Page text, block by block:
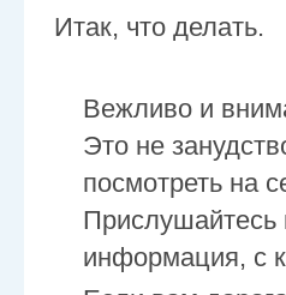
Итак, что делать.
Вежливо и
Это не
посмотреть на
Прислушайтесь
информация, с